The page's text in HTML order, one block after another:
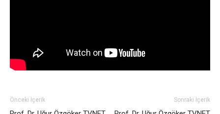
Önceki İçerik Sonraki İçerik